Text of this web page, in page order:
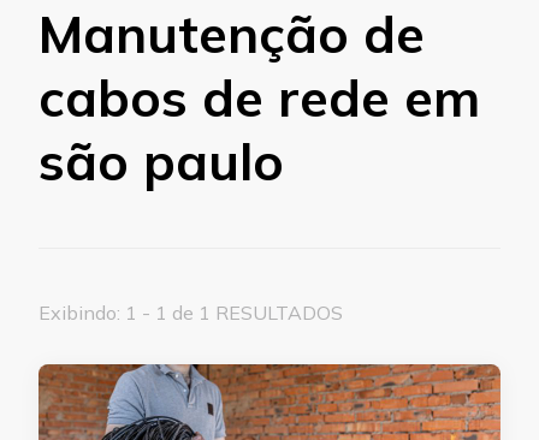
Manutenção de
cabos de rede em
são paulo
Exibindo: 1 - 1 de 1 RESULTADOS